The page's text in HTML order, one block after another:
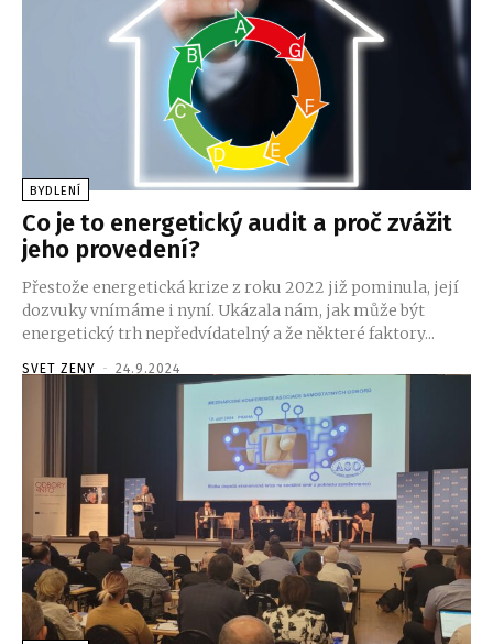
BYDLENÍ
Co je to energetický audit a proč zvážit
jeho provedení?
Přestože energetická krize z roku 2022 již pominula, její
dozvuky vnímáme i nyní. Ukázala nám, jak může být
energetický trh nepředvídatelný a že některé faktory...
SVET ZENY - 24.9.2024